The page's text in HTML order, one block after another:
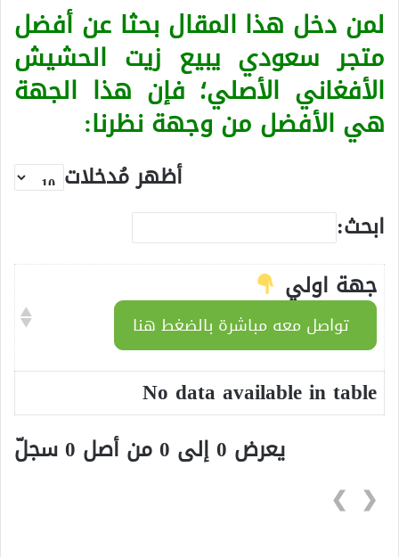
لمن دخل هذا المقال بحثا عن أفضل
متجر سعودي يبيع زيت الحشيش
الأفغاني الأصلي؛ فإن هذا الجهة
هي الأفضل من وجهة نظرنا:
أظهر مُدخلات
ابحث:
جهة اولي
تواصل معه مباشرة بالضغط هنا
No data available in table
يعرض 0 إلى 0 من أصل 0 سجلّ
❮
❯